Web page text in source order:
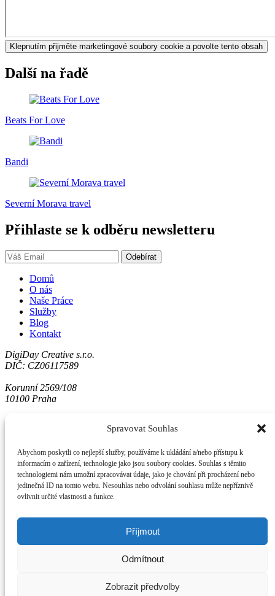
Spravovat Souhlas
Abychom poskytli co nejlepší služby, používáme k ukládání a/nebo přístupu k
informacím o zařízení, technologie jako jsou soubory cookies. Souhlas s těmito
technologiemi nám umožní zpracovávat údaje, jako je chování při procházení nebo
jedinečná ID na tomto webu. Nesouhlas nebo odvolání souhlasu může nepříznivě
ovlivnit určité vlastnosti a funkce.
Příjmout
Odmítnout
Zobrazit předvolby
Klepnutím přijměte marketingové soubory cookie a povolte tento obsah
Další na řadě
Beats For Love
Bandi
Severní Morava travel
Přihlaste se k odběru newsletteru
Domů
O nás
Naše Práce
Služby
Blog
Kontakt
DigiDay Creative s.r.o.
DIČ: CZ06117589
Korunní 2569/108
10100 Praha
Jsme členem APEK - "Asociace pro elektronickou komerci"
Jsme tu pro Vás
david.s@digiday.cz
+420 773 725 582